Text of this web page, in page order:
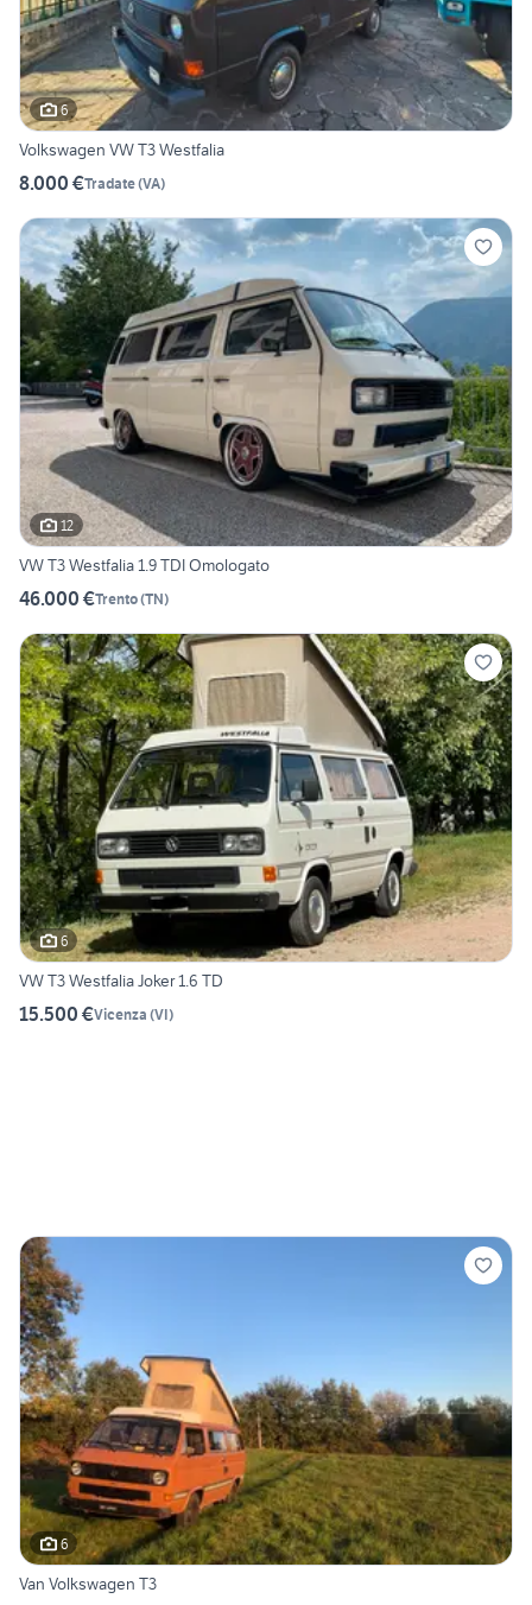
6
Volkswagen VW T3 Westfalia
8.000 €Tradate(VA)
12
VW T3 Westfalia 1.9 TDI Omologato
46.000 €Trento(TN)
6
VW T3 Westfalia Joker 1.6 TD
15.500 €Vicenza (VI)
6
Van Volkswagen T3